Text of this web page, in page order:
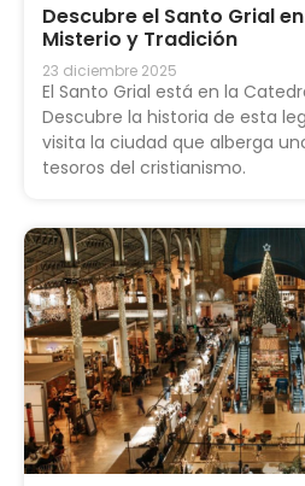
Descubre el Santo Grial
Misterio y Tradición
23 diciembre 2025
El Santo Grial está en la
Descubre la historia de esta
visita la ciudad que alberga
tesoros del cristianismo.